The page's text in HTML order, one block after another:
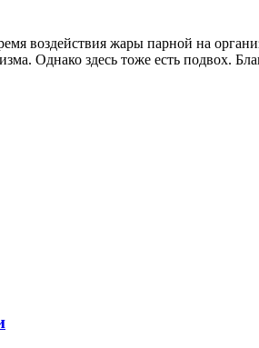
воздействия жары парной на
Однако здесь тоже есть подвох.